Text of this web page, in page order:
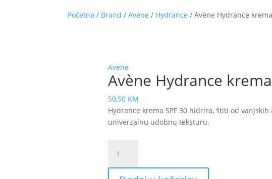
Početna / Brand /Avene / Hydrance / Avène Hydrance
Avene
Avène Hydrance
50,50 KM
Hydrance krema SPF 30 hidrira, štiti od
univerzalnu udobnu teksturu.
Hydrance
krema